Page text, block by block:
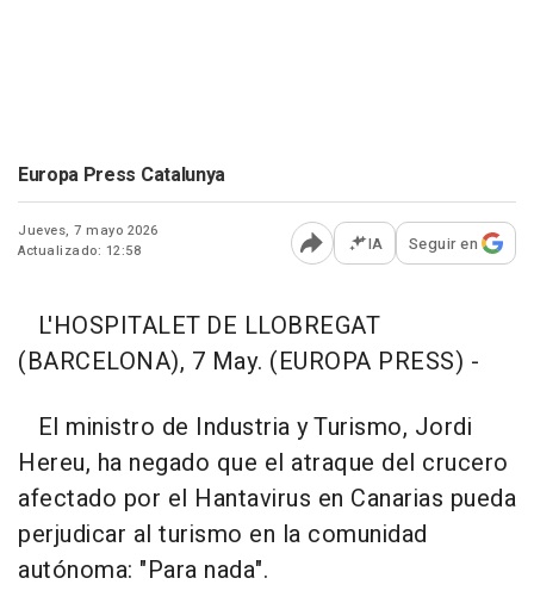
Europa Press Catalunya
Jueves, 7 mayo 2026
Actualizado: 12:58
Abrir opciones para
IA Seguir en
L'HOSPITALET DE LLOBREGAT
(BARCELONA), 7 May. (EUROPA PRESS) -
El ministro de Industria y Turismo, Jordi
Hereu, ha negado que el atraque del crucero
afectado por el Hantavirus en Canarias pueda
perjudicar al turismo en la comunidad
autónoma: "Para nada".